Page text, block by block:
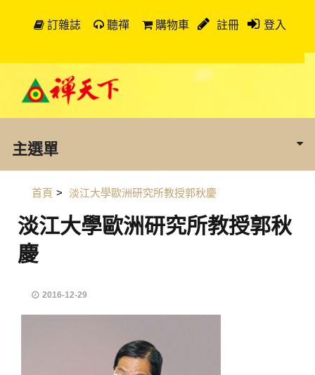
訂雜誌 聽禪 購物車 註冊 登入
主選單
首頁 > 淡江大學歐洲研究所教授郭秋慶
淡江大學歐洲研究所教授郭秋
慶
2016-12-29